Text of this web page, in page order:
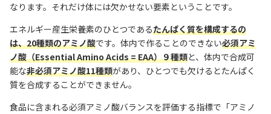
なります。それだけ体には欠かせない要素ということです。
エネルギー産生栄養素のひとつであるたんぱく質を構成するの
は、20種類のアミノ酸です。体内で作ることのできない必須アミ
ノ酸（Essential Amino Acids = EAA）９種類と、体内で合成可
能な非必須アミノ酸11種類があり、ひとつでも欠けるとたんぱく
質を合成することができません。
食品に含まれる必須アミノ酸バランスを評価する指標で「アミノ